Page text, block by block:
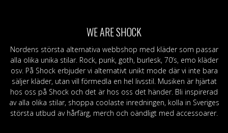
WE ARE SHOCK
Nordens största alternativa webbshop med kläder som passar
alla olika unika stilar. Rock, punk, goth, burlesk, 70’s, emo kläder
osv. På Shock erbjuder vi alternativt unikt mode där vi inte bara
säljer kläder, utan vill förmedla en hel livsstil. Musiken är hjärtat
hos oss på Shock och det är hos oss det händer. Bli inspirerad
av alla olika stilar, shoppa coolaste inredningen, kolla in Sveriges
största utbud av hårfärg, merch och oändligt med accessoarer.